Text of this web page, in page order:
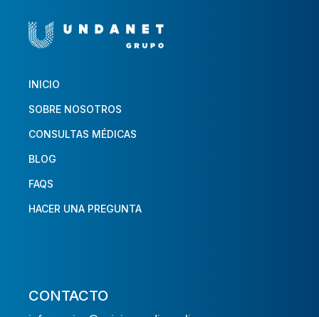
INICIO
SOBRE NOSOTROS
CONSULTAS MÉDICAS
BLOG
FAQS
HACER UNA PREGUNTA
CONTACTO